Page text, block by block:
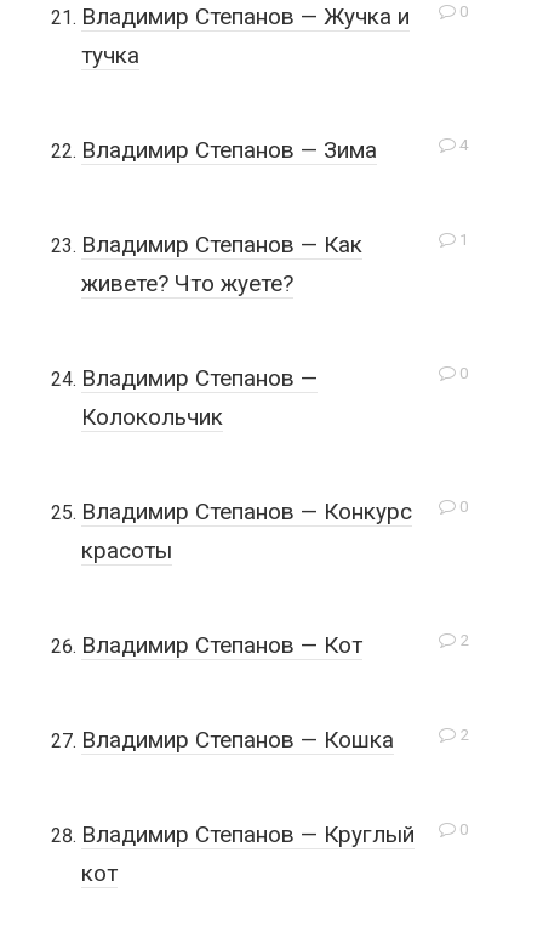
0
Владимир Степанов — Жучка и
тучка
4
Владимир Степанов — Зима
1
Владимир Степанов — Как
живете? Что жуете?
0
Владимир Степанов —
Колокольчик
0
Владимир Степанов — Конкурс
красоты
2
Владимир Степанов — Кот
2
Владимир Степанов — Кошка
0
Владимир Степанов — Круглый
кот